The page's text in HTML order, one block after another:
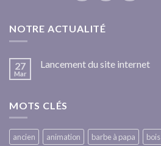
NOTRE ACTUALITÉ
27
Mar
Lancement du site internet
MOTS CLÉS
ancien animation barbe à papa bois